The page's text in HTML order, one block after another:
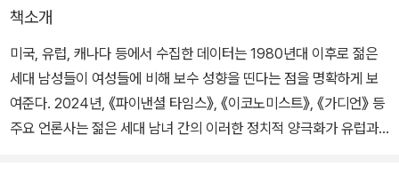
책소개
미국, 유럽, 캐나다 등에서 수집한 데이터는 1980년대 이후로 젊은
세대 남성들이 여성들에 비해 보수 성향을 띤다는 점을 명확하게 보
여준다. 2024년, 《파이낸셜 타임스》, 《이코노미스트》, 《가디언》 등
주요 언론사는 젊은 세대 남녀 간의 이러한 정치적 양극화가 유럽과